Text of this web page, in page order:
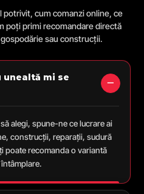
potrivit, cum comanzi online, ce
poți primi recomandare directă
sau construcții.
unealtă mi se
alegi, spune-ne ce lucrare ai
construcții, reparații, sudură
poate recomanda o variantă